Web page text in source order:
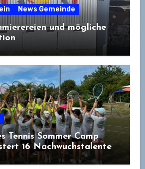
News Gemeinde
und mögliche
Tennis Sommer Camp
16 Nachwuchstalente